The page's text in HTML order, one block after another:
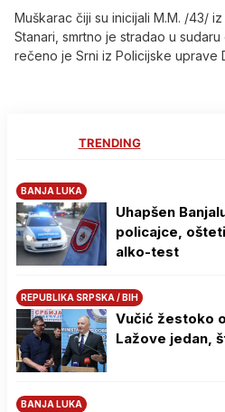
Muškarac čiji su inicijali M.M. /43/
Stanari, smrtno je stradao u sudaru
rečeno je Srni iz Policijske uprave
TRENDING
BANJA LUKA
Uhapšen
policajce,
alko-test
REPUBLIKA SRPSKA / BIH
Vučić žestoko
Lažove jedan,
BANJA LUKA